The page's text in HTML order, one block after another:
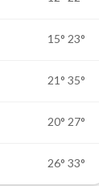
15° 23°
21° 35°
20° 27°
26° 33°